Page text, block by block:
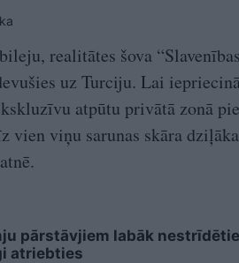
realitātes šova
uz Turciju. Lai
atpūtu privātā zonā
vien viņu sarunas skāra
pārstāvjiem labāk
atriebties